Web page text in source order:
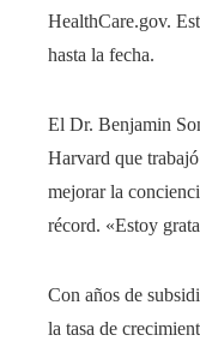
HealthCare.gov.
hasta la fecha.
El Dr. Benjamin
Harvard que
mejorar la
récord. «Estoy
Con años de
la tasa de